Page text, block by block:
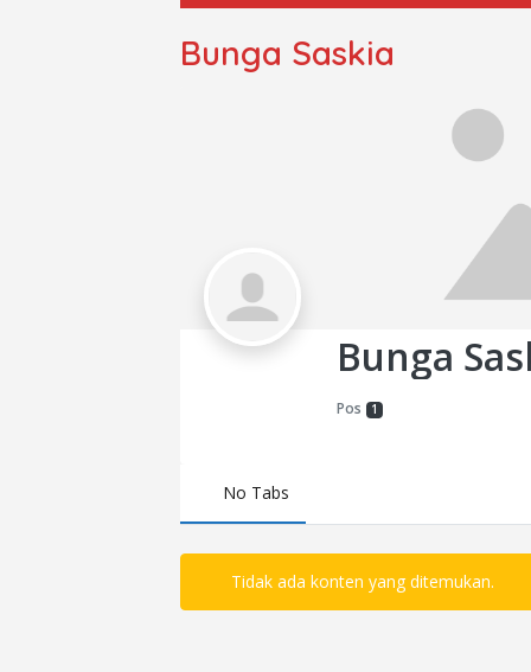
Bunga Saskia
Bunga
Pos 1
No Tabs
Tidak ada konten yang ditemukan.